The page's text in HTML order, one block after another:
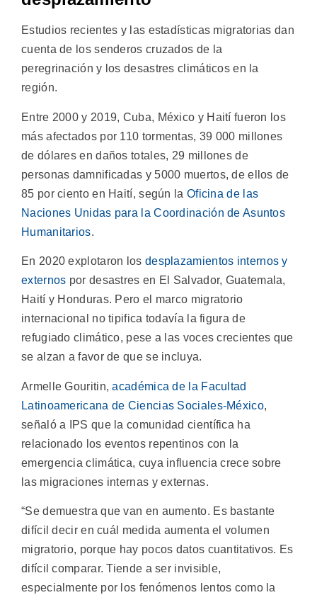
Estudios recientes y las estadísticas migratorias dan
cuenta de los senderos cruzados de la
peregrinación y los desastres climáticos en la
región.
Entre 2000 y 2019, Cuba, México y Haití fueron los
más afectados por 110 tormentas, 39 000 millones
de dólares en daños totales, 29 millones de
personas damnificadas y 5000 muertos, de ellos de
85 por ciento en Haití, según la Oficina de las
Naciones Unidas para la Coordinación de Asuntos
Humanitarios.
En 2020 explotaron los desplazamientos internos y
externos por desastres en El Salvador, Guatemala,
Haití y Honduras. Pero el marco migratorio
internacional no tipifica todavía la figura de
refugiado climático, pese a las voces crecientes que
se alzan a favor de que se incluya.
Armelle Gouritin,académica de la Facultad
Latinoamericana de Ciencias Sociales-México,
señaló a IPS que la comunidad científica ha
relacionado los eventos repentinos con la
emergencia climática, cuya influencia crece sobre
las migraciones internas y externas.
“Se demuestra que van en aumento. Es bastante
difícil decir en cuál medida aumenta el volumen
migratorio, porque hay pocos datos cuantitativos. Es
difícil comparar. Tiende a ser invisible,
especialmente por los fenómenos lentos como la